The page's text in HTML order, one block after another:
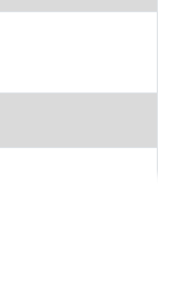
戀愛中的情
銀俠客，這將
現出歐洲超凡